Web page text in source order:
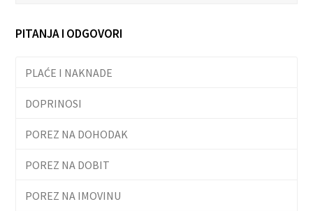
PITANJA I ODGOVORI
PLAĆE I NAKNADE
DOPRINOSI
POREZ NA DOHODAK
POREZ NA DOBIT
POREZ NA IMOVINU